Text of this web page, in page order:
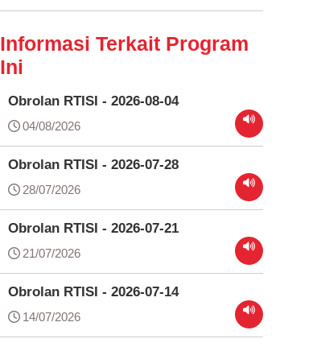
Informasi Terkait Program
Ini
Obrolan RTISI - 2026-08-04
04/08/2026
Obrolan RTISI - 2026-07-28
28/07/2026
Obrolan RTISI - 2026-07-21
21/07/2026
Obrolan RTISI - 2026-07-14
14/07/2026